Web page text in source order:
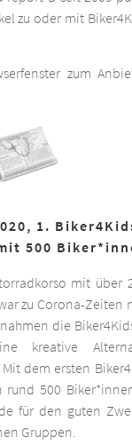
zu oder mit
zum
1.
500
mit über
zu Corona-Zeiten
die
kreative
dem ersten
rund 500
für den guten
Gruppen.